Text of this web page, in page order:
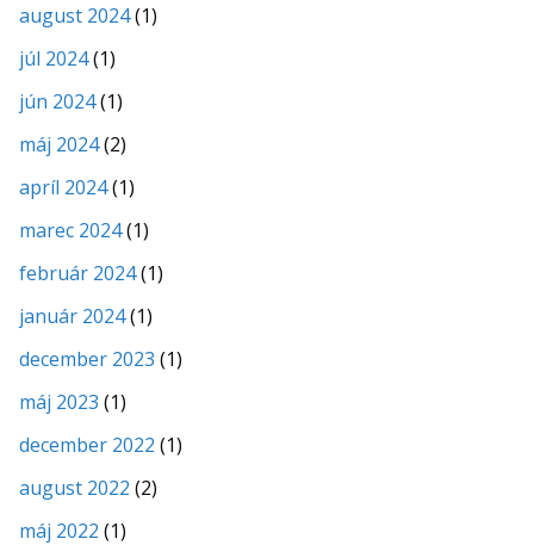
august 2024(1)
júl 2024(1)
jún 2024(1)
máj 2024(2)
apríl 2024(1)
marec 2024(1)
február 2024(1)
január 2024(1)
december 2023 (1)
máj 2023 (1)
december 2022 (1)
august 2022 (2)
máj 2022 (1)